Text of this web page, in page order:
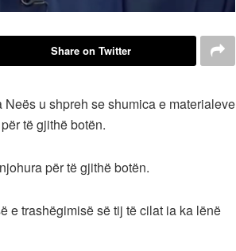
Share on Twitter
Neës u shpreh se shumica e materialeve
të gjithë botën.
për të gjithë botën.
e trashëgimisë së tij të cilat ia ka lënë